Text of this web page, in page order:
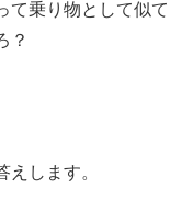
て乗り物として似
？
えします。